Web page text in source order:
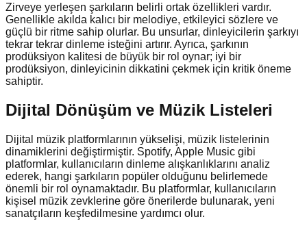
Zirveye yerleşen şarkıların belirli ortak özellikleri vardır.
Genellikle akılda kalıcı bir melodiye, etkileyici sözlere ve
güçlü bir ritme sahip olurlar. Bu unsurlar, dinleyicilerin şarkıyı
tekrar tekrar dinleme isteğini artırır. Ayrıca, şarkının
prodüksiyon kalitesi de büyük bir rol oynar; iyi bir
prodüksiyon, dinleyicinin dikkatini çekmek için kritik öneme
sahiptir.
Dijital Dönüşüm ve Müzik Listeleri
Dijital müzik platformlarının yükselişi, müzik listelerinin
dinamiklerini değiştirmiştir. Spotify, Apple Music gibi
platformlar, kullanıcıların dinleme alışkanlıklarını analiz
ederek, hangi şarkıların popüler olduğunu belirlemede
önemli bir rol oynamaktadır. Bu platformlar, kullanıcıların
kişisel müzik zevklerine göre önerilerde bulunarak, yeni
sanatçıların keşfedilmesine yardımcı olur.